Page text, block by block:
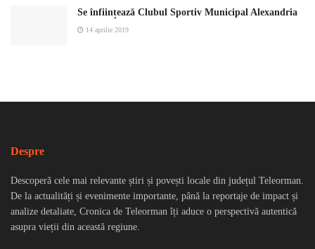
Se înființează Clubul Sportiv Municipal Alexandria
14 aprilie 2019
Despre
Descoperă cele mai relevante știri și povești locale din județul Teleorman.
De la actualități și evenimente importante, până la reportaje de impact și
analize detaliate, Cronica de Teleorman îți aduce o perspectivă autentică
asupra vieții din această regiune.